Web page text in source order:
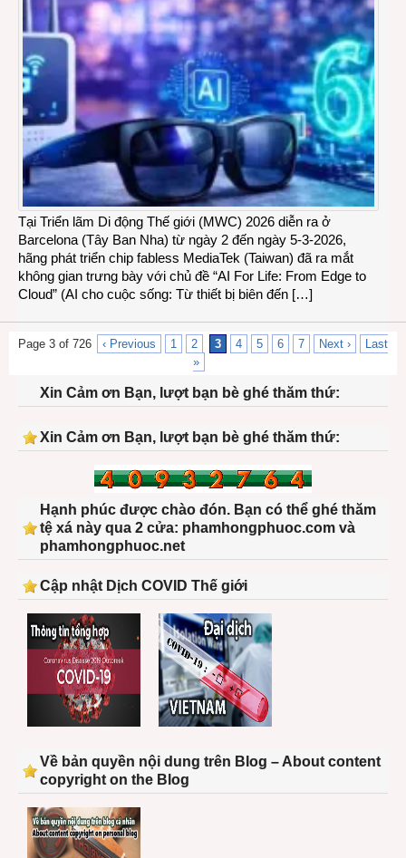
Tại Triển lãm Di động Thế giới (MWC) 2026 diễn ra ở
Barcelona (Tây Ban Nha) từ ngày 2 đến ngày 5-3-2026,
hãng phát triển chip fabless MediaTek (Taiwan) đã ra mắt
không gian trưng bày với chủ đề “AI For Life: From Edge to
Cloud” (AI cho cuộc sống: Từ thiết bị biên đến […]
Page 3 of 726 ‹ Previous 1 2 3 4 5 6 7 Next ›
Last
»
Xin Cảm ơn Bạn, lượt bạn bè ghé thăm thứ:
Xin Cảm ơn Bạn, lượt bạn bè ghé thăm thứ:
Hạnh phúc được chào đón. Bạn có thể ghé thăm
tệ xá này qua 2 cửa: phamhongphuoc.com và
phamhongphuoc.net
Cập nhật Dịch COVID Thế giới
Về bản quyền nội dung trên Blog – About content
copyright on the Blog